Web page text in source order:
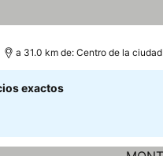
a 31.0 km de: Centro de la ciudad
exactos